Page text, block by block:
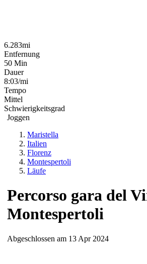
6.283mi
Entfernung
50 Min
Dauer
8:03/mi
Tempo
Mittel
Schwierigkeitsgrad
Joggen
Maristella
Italien
Florenz
Montespertoli
Läufe
Percorso gara del
Montespertoli
Abgeschlossen am 13 Apr 2024